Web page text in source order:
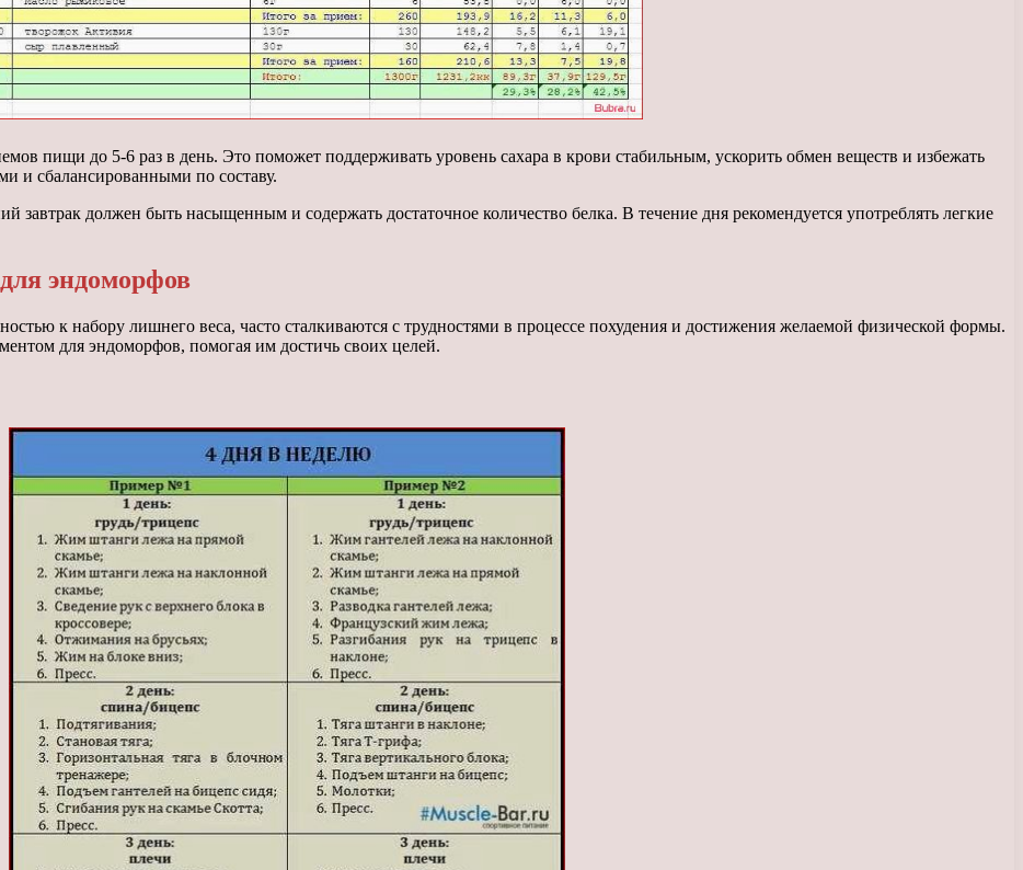
пищи до 5-6 раз в день. Это поможет поддерживать уровень сахара в крови стабильным, ускорить обмен веществ и избежать
и сбалансированными по составу.
должен быть насыщенным и содержать достаточное количество белка. В течение дня рекомендуется употреблять легкие
эндоморфов
к набору лишнего веса, часто сталкиваются с трудностями в процессе похудения и достижения желаемой физической формы.
для эндоморфов, помогая им достичь своих целей.